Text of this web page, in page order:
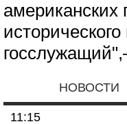
американских
НОВОСТИ
11:15